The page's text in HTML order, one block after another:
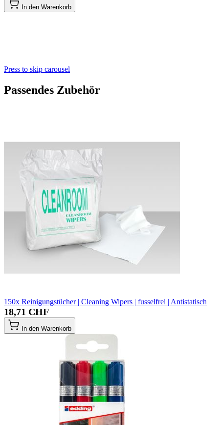
In den Warenkorb
Press to skip carousel
Passendes Zubehör
150x Reinigungstücher | Cleaning Wipers | fusselfrei | Antistatisch
18,71 CHF
In den Warenkorb